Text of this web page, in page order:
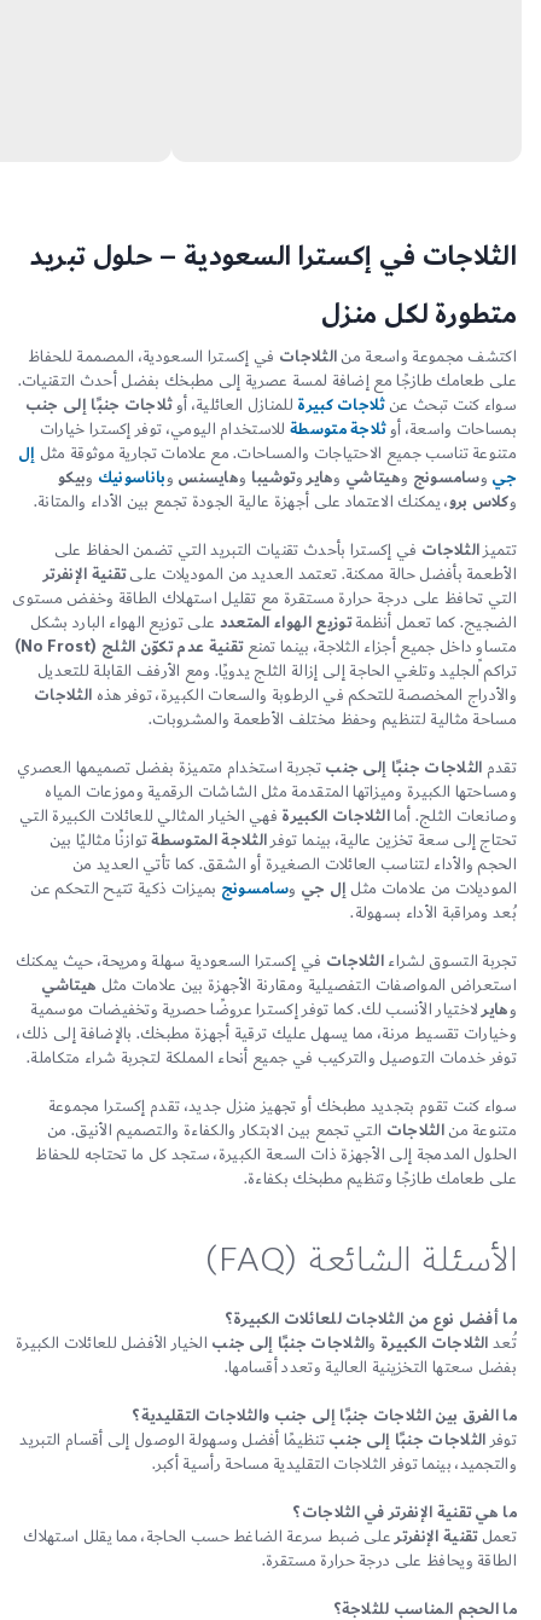
الثلاجات في إكسترا السعودية – حلول تبريد
متطورة لكل منزل
اكتشف مجموعة واسعة من الثلاجات في إكسترا السعودية، المصممة للحفاظ
على طعامك طازجًا مع إضافة لمسة عصرية إلى مطبخك بفضل أحدث التقنيات.
سواء كنت تبحث عنثلاجات كبيرة للمنازل العائلية، أوثلاجات جنبًا إلى جنب
بمساحات واسعة، أوثلاجة متوسطة للاستخدام اليومي، توفر إكسترا خيارات
متنوعة تناسب جميع الاحتياجات والمساحات. مع علامات تجارية موثوقة مثل
إل
جي وسامسونج وهيتاشي وهاير وتوشيبا وهايسنس و باناسونيك وبيكو
وكلاس برو ، يمكنك الاعتماد على أجهزة عالية الجودة تجمع بين الأداء والمتانة.
تتميز الثلاجات في إكسترا بأحدث تقنيات التبريد التي تضمن الحفاظ على
الأطعمة بأفضل حالة ممكنة. تعتمد العديد من الموديلات علىتقنية الإنفرتر
التي تحافظ على درجة حرارة مستقرة مع تقليل استهلاك الطاقة وخفض مستوى
الضجيج. كما تعمل أنظمةتوزيع الهواء المتعدد على توزيع الهواء البارد بشكل
متساوٍ داخل جميع أجزاء الثلاجة، بينما تمنعتقنية عدم تكوّن الثلج (No Frost)
تراكم الجليد وتلغي الحاجة إلى إزالة الثلج يدويًا. ومع الأرفف القابلة للتعديل
والأدراج المخصصة للتحكم في الرطوبة والسعات الكبيرة، توفر هذه الثلاجات
مساحة مثالية لتنظيم وحفظ مختلف الأطعمة والمشروبات.
تقدم الثلاجات جنبًا إلى جنب تجربة استخدام متميزة بفضل تصميمها العصري
ومساحتها الكبيرة وميزاتها المتقدمة مثل الشاشات الرقمية وموزعات المياه
وصانعات الثلج. أما الثلاجات الكبيرة فهي الخيار المثالي للعائلات الكبيرة التي
تحتاج إلى سعة تخزين عالية، بينما توفر الثلاجة المتوسطةتوازنًا مثاليًا بين
الحجم والأداء لتناسب العائلات الصغيرة أو الشقق. كما تأتي العديد من
الموديلات من علامات مثل
إل جي وسامسونج بميزات ذكية تتيح التحكم عن
بُعد ومراقبة الأداء بسهولة.
تجربة التسوق لشراء الثلاجات في إكسترا السعودية سهلة ومريحة، حيث يمكنك
استعراض المواصفات التفصيلية ومقارنة الأجهزة بين علامات مثل هيتاشي
و هاير لاختيار الأنسب لك. كما توفر إكسترا عروضًا حصرية وتخفيضات موسمية
وخيارات تقسيط مرنة، مما يسهل عليك ترقية أجهزة مطبخك. بالإضافة إلى ذلك،
توفر خدمات التوصيل والتركيب في جميع أنحاء المملكة لتجربة شراء متكاملة.
سواء كنت تقوم بتجديد مطبخك أو تجهيز منزل جديد، تقدم إكسترا مجموعة
متنوعة من الثلاجات التي تجمع بين الابتكار والكفاءة والتصميم الأنيق. من
الحلول المدمجة إلى الأجهزة ذات السعة الكبيرة، ستجد كل ما تحتاجه للحفاظ
على طعامك طازجًا وتنظيم مطبخك بكفاءة.
الأسئلة الشائعة (FAQ)
ما أفضل نوع من الثلاجات للعائلات الكبيرة؟
تُعد الثلاجات الكبيرة و الثلاجات جنبًا إلى جنب الخيار الأفضل للعائلات الكبيرة
بفضل سعتها التخزينية العالية وتعدد أقسامها.
ما الفرق بين الثلاجات جنبًا إلى جنب والثلاجات التقليدية؟
توفر
الثلاجات جنبًا إلى جنب تنظيمًا أفضل وسهولة الوصول إلى أقسام التبريد
والتجميد، بينما توفر الثلاجات التقليدية مساحة رأسية أكبر.
ما هي تقنية الإنفرتر في الثلاجات؟
تعملتقنية الإنفرتر على ضبط سرعة الضاغط حسب الحاجة، مما يقلل استهلاك
الطاقة ويحافظ على درجة حرارة مستقرة.
ما الحجم المناسب للثلاجة؟